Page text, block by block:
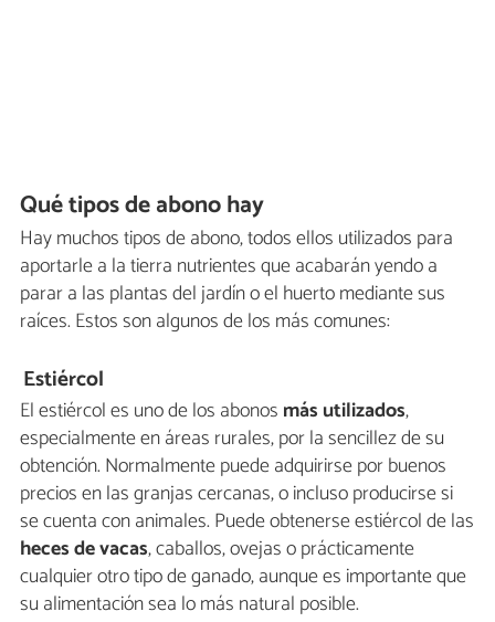
Qué tipos de abono hay
Hay muchos tipos de abono, todos ellos utilizados para
aportarle a la tierra nutrientes que acabarán yendo a
parar a las plantas del jardín o el huerto mediante sus
raíces. Estos son algunos de los más comunes:
Estiércol
El estiércol es uno de los abonos más utilizados,
especialmente en áreas rurales, por la sencillez de su
obtención. Normalmente puede adquirirse por buenos
precios en las granjas cercanas, o incluso producirse si
se cuenta con animales. Puede obtenerse estiércol de las
heces de vacas, caballos, ovejas o prácticamente
cualquier otro tipo de ganado, aunque es importante que
su alimentación sea lo más natural posible.